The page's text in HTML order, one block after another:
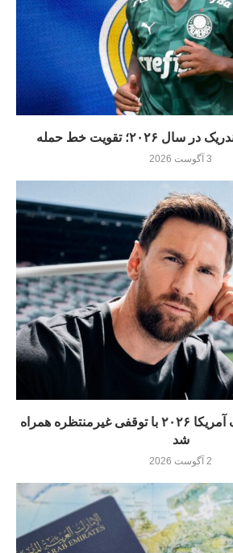
۲۰۲۶؛ تقویت خط حمله
3 آگوست 2026
بازگشت مسی به لیگ آمریکا ۲۰۲۶ با توقفی غیرمنتظره همراه
شد
2 آگوست 2026